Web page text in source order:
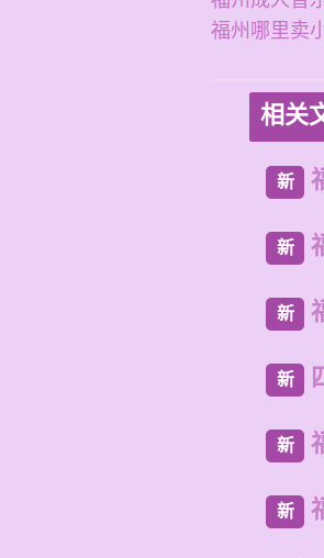
福州哪里卖
相关
新
新
新
新
新
新